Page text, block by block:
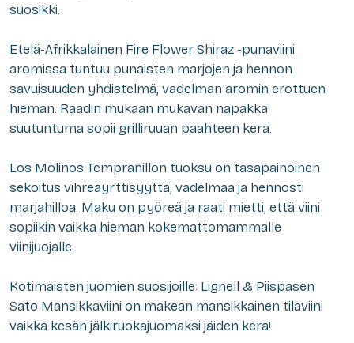
suosikki.
Etelä-Afrikkalainen Fire Flower Shiraz -punaviini
aromissa tuntuu punaisten marjojen ja hennon
savuisuuden yhdistelmä, vadelman aromin erottuen
hieman. Raadin mukaan mukavan napakka
suutuntuma sopii grilliruuan paahteen kera.
Los Molinos Tempranillon tuoksu on tasapainoinen
sekoitus vihreäyrttisyyttä, vadelmaa ja hennosti
marjahilloa. Maku on pyöreä ja raati mietti, että viini
sopiikin vaikka hieman kokemattomammalle
viinijuojalle.
Kotimaisten juomien suosijoille: Lignell & Piispasen
Sato Mansikkaviini on makean mansikkainen tilaviini
vaikka kesän jälkiruokajuomaksi jäiden kera!